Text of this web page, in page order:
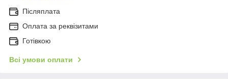
Післяплата
Оплата за реквізитами
Готівкою
Всі умови оплати